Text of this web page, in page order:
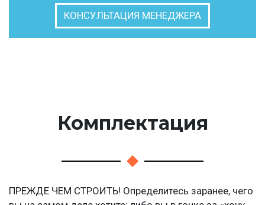
КОНСУЛЬТАЦИЯ МЕНЕДЖЕРА
Комплектация
ПРЕЖДЕ ЧЕМ СТРОИТЬ! Определитесь заранее, чего